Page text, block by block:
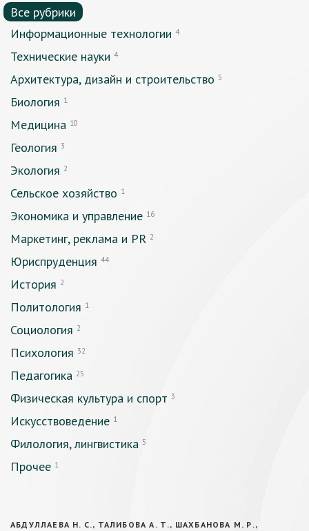
Все рубрики
Информационные технологии 4
Технические науки 4
Архитектура, дизайн и строительство 5
Биология 1
Медицина 10
Геология 3
Экология 2
Сельское хозяйство 1
Экономика и управление 16
Маркетинг, реклама и PR 2
Юриспруденция 44
История 2
Политология 1
Социология 2
Психология 32
Педагогика 25
Физическая культура и спорт 3
Искусствоведение 1
Филология, лингвистика 5
Прочее 1
АБДУЛЛАЕВА Н. С., ТАЛИБОВА А. Т., ШАХБАНОВА М. Р.,